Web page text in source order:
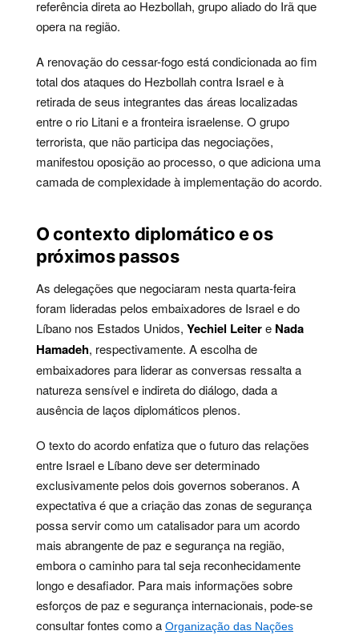
referência direta ao Hezbollah, grupo aliado do Irã que
opera na região.
A renovação do cessar-fogo está condicionada ao fim
total dos ataques do Hezbollah contra Israel e à
retirada de seus integrantes das áreas localizadas
entre o rio Litani e a fronteira israelense. O grupo
terrorista, que não participa das negociações,
manifestou oposição ao processo, o que adiciona uma
camada de complexidade à implementação do acordo.
O contexto diplomático e os
próximos passos
As delegações que negociaram nesta quarta-feira
foram lideradas pelos embaixadores de Israel e do
Líbano nos Estados Unidos, Yechiel Leitere Nada
Hamadeh, respectivamente. A escolha de
embaixadores para liderar as conversas ressalta a
natureza sensível e indireta do diálogo, dada a
ausência de laços diplomáticos plenos.
O texto do acordo enfatiza que o futuro das relações
entre Israel e Líbano deve ser determinado
exclusivamente pelos dois governos soberanos. A
expectativa é que a criação das zonas de segurança
possa servir como um catalisador para um acordo
mais abrangente de paz e segurança na região,
embora o caminho para tal seja reconhecidamente
longo e desafiador. Para mais informações sobre
esforços de paz e segurança internacionais, pode-se
consultar fontes como a Organização das Nações